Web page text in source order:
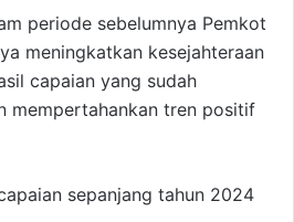
periode sebelumnya Pemkot
meningkatkan kesejahteraan
capaian yang sudah
mempertahankan tren positif
sepanjang tahun 2024